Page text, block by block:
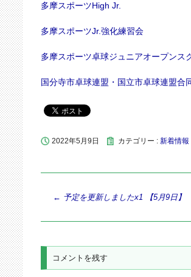
多摩スポーツHigh Jr.
多摩スポーツJr.強化練習会
多摩スポーツ卓球ジュニアオープンス
国分寺市卓球連盟・国立市卓球連盟合
2022年5月9日 カテゴリー : 新着情報
ビ
← 予定を更新しましたx1 【5月9日】
コメントを残す